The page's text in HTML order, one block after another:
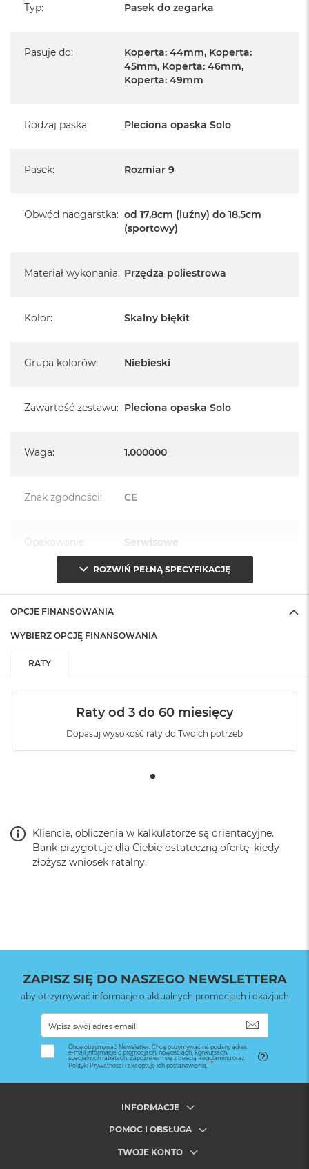
Typ: Pasek do zegarka
Pasuje do:
Koperta: 44mm, Koperta:
45mm, Koperta: 46mm,
Koperta: 49mm
Rodzaj paska: Pleciona opaska Solo
Pasek: Rozmiar 9
Obwód nadgarstka: od 17,8cm (luźny) do 18,5cm
(sportowy)
Materiał wykonania: Przędza poliestrowa
Kolor: Skalny błękit
Grupa kolorów: Niebieski
Zawartość zestawu: Pleciona opaska Solo
Waga: 1.000000
Znak zgodności: CE
Opakowanie
(pudełko):
Serwisowe
ROZWIŃ PEŁNĄ SPECYFIKACJĘ
OPCJE FINANSOWANIA
WYBIERZ OPCJĘ FINANSOWANIA
RATY
Raty od 3 do 60 miesięcy
Dopasuj wysokość raty do Twoich potrzeb
Kliencie, obliczenia w kalkulatorze są orientacyjne.
Bank przygotuje dla Ciebie ostateczną ofertę, kiedy
złożysz wniosek ratalny.
ZAPISZ SIĘ DO NASZEGO NEWSLETTERA
aby otrzymywać informacje o aktualnych promocjach i okazjach
Chcę otrzymywać Newsletter. Chcę otrzymywać na podany adres
e-mail informacje o promocjach, nowościach, konkursach,
specjalnych rabatach. Zapoznałem się z treścią Regulaminu oraz
Polityki Prywatności i akceptuję ich postanowienia.
INFORMACJE
POMOC I OBSŁUGA
TWOJE KONTO